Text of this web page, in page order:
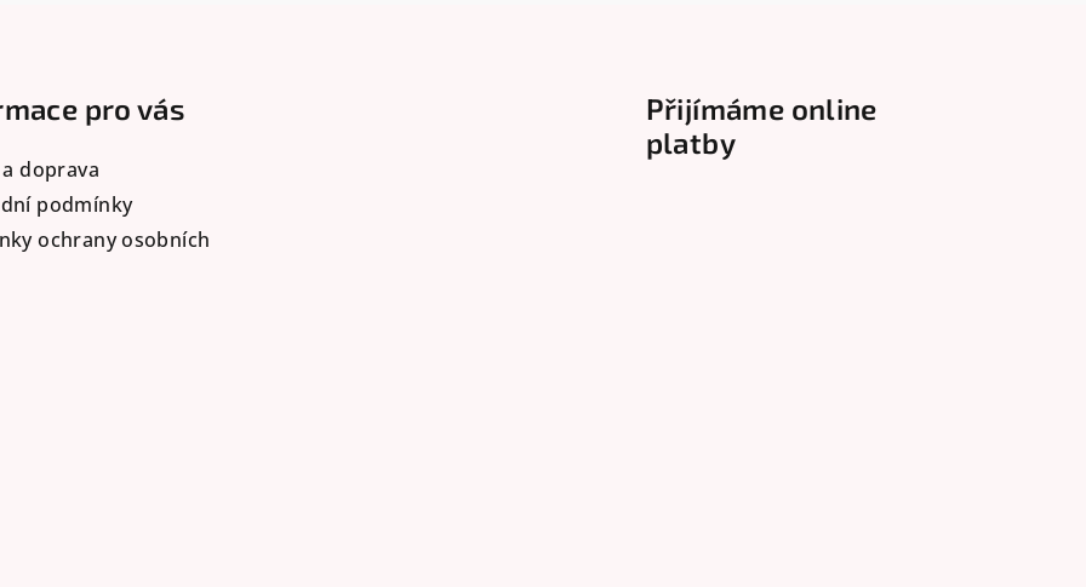
pro vás
doprava
podmínky
ochrany osobních
Přijímáme online
platby